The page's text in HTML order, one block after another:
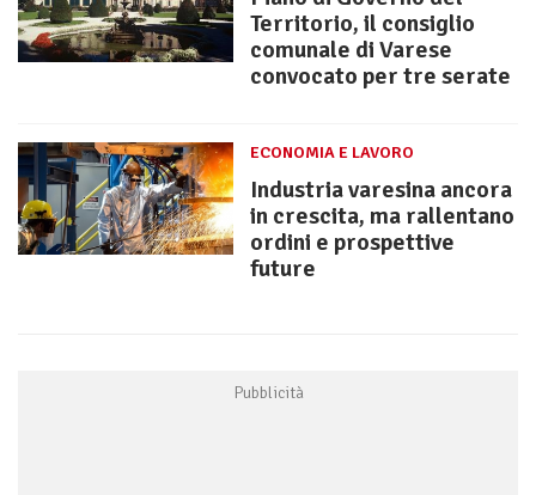
Territorio, il consiglio
comunale di Varese
convocato per tre serate
ECONOMIA E LAVORO
Industria varesina ancora
in crescita, ma rallentano
ordini e prospettive
future